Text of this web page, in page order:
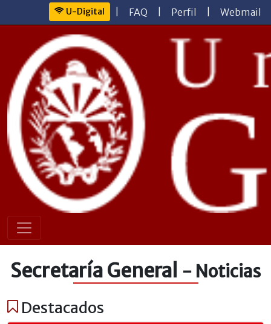
U-Digital FAQ Perfil Webmail
Secretaría General - Noticias
Destacados